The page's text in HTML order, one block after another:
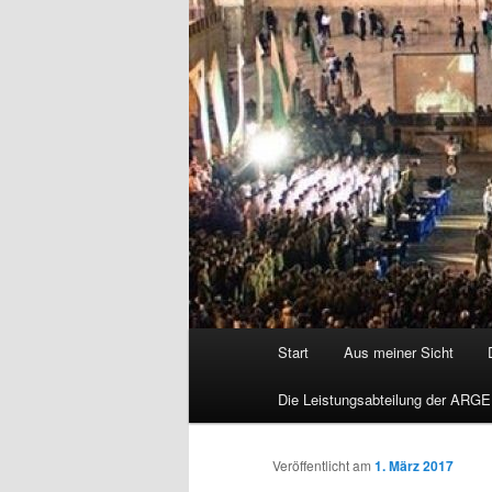
Start Aus meiner Sicht
Die Leistungsabteilung der
Veröffentlicht am 1. März 2017